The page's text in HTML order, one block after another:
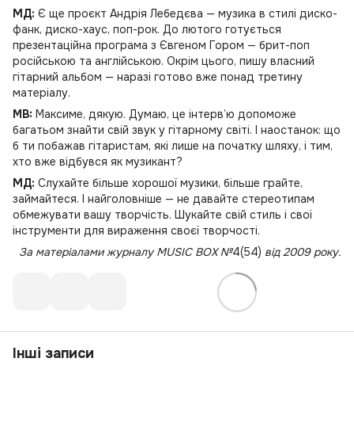
МД: Є ще проєкт Андрія Лебедєва — музика в стилі диско-
фанк, диско-хаус, поп-рок. До лютого готується
презентаційна програма з Євгеном Гором — брит-поп
російською та англійською. Окрім цього, пишу власний
гітарний альбом — наразі готово вже понад третину
матеріалу.
MB: Максиме, дякую. Думаю, це інтерв’ю допоможе
багатьом знайти свій звук у гітарному світі. І наостанок: що
б ти побажав гітаристам, які лише на початку шляху, і тим,
хто вже відбувся як музикант?
МД: Слухайте більше хорошої музики, більше грайте,
займайтеся. І найголовніше — не давайте стереотипам
обмежувати вашу творчість. Шукайте свій стиль і свої
інструменти для вираження своєї творчості.
За матеріалами журналу MUSIC BOX №4(54) від 2009 року.
Інші записи